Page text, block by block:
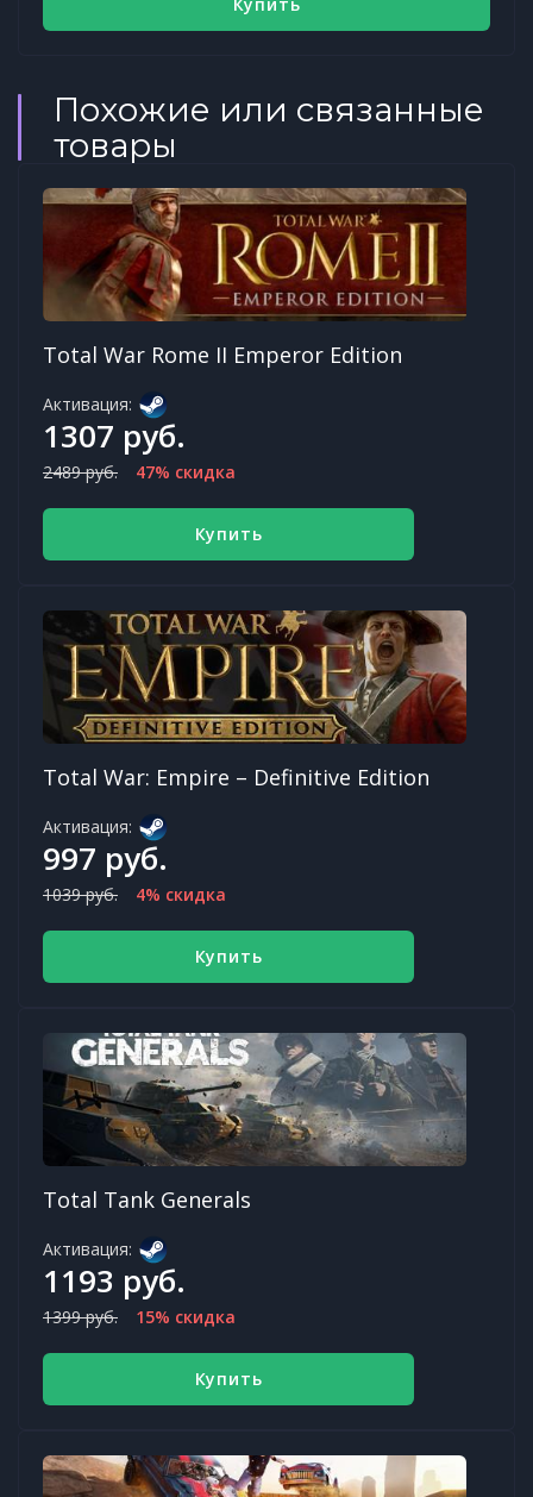
Похожие или связанные
товары
Total War Rome II Emperor Edition
Активация:
1307 руб.
2489 руб. 47% скидка
Купить
Total War: Empire – Definitive Edition
Активация:
997 руб.
1039 руб. 4% скидка
Купить
Total Tank Generals
Активация:
1193 руб.
1399 руб. 15% скидка
Купить